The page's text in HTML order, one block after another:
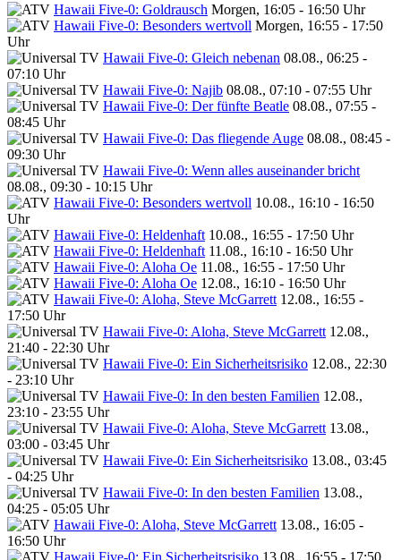
Hawaii Five-0: Goldrausch Morgen, 16:05 - 16:50 Uhr
Hawaii Five-0: Besonders wertvoll Morgen, 16:55 - 17:50
Uhr
Hawaii Five-0: Gleich nebenan 08.08., 06:25 -
07:10 Uhr
Hawaii Five-0: Najib 08.08., 07:10 - 07:55 Uhr
Hawaii Five-0: Der fünfte Beatle 08.08., 07:55 -
08:45 Uhr
Hawaii Five-0: Das fliegende Auge 08.08., 08:45 -
09:30 Uhr
Hawaii Five-0: Wenn alles auseinander bricht
08.08., 09:30 - 10:15 Uhr
Hawaii Five-0: Besonders wertvoll 10.08., 16:10 - 16:50
Uhr
Hawaii Five-0: Heldenhaft 10.08., 16:55 - 17:50 Uhr
Hawaii Five-0: Heldenhaft 11.08., 16:10 - 16:50 Uhr
Hawaii Five-0: Aloha Oe 11.08., 16:55 - 17:50 Uhr
Hawaii Five-0: Aloha Oe 12.08., 16:10 - 16:50 Uhr
Hawaii Five-0: Aloha, Steve McGarrett 12.08., 16:55 -
17:50 Uhr
Hawaii Five-0: Aloha, Steve McGarrett 12.08.,
21:40 - 22:30 Uhr
Hawaii Five-0: Ein Sicherheitsrisiko 12.08., 22:30
- 23:10 Uhr
Hawaii Five-0: In den besten Familien 12.08.,
23:10 - 23:55 Uhr
Hawaii Five-0: Aloha, Steve McGarrett 13.08.,
03:00 - 03:45 Uhr
Hawaii Five-0: Ein Sicherheitsrisiko 13.08., 03:45
- 04:25 Uhr
Hawaii Five-0: In den besten Familien 13.08.,
04:25 - 05:05 Uhr
Hawaii Five-0: Aloha, Steve McGarrett 13.08., 16:05 -
16:50 Uhr
Hawaii Five-0: Ein Sicherheitsrisiko 13.08., 16:55 - 17:50